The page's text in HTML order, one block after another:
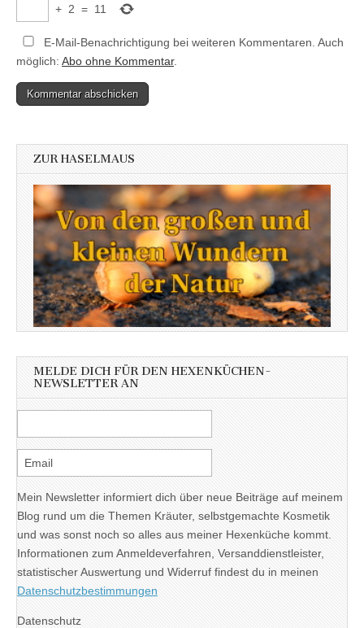
+ 2 = 11
E-Mail-Benachrichtigung bei weiteren Kommentaren. Auch
möglich: Abo ohne Kommentar.
ZUR HASELMAUS
MELDE DICH FÜR DEN HEXENKÜCHEN-
NEWSLETTER AN
Mein Newsletter informiert dich über neue Beiträge auf meinem
Blog rund um die Themen Kräuter, selbstgemachte Kosmetik
und was sonst noch so alles aus meiner Hexenküche kommt.
Informationen zum Anmeldeverfahren, Versanddienstleister,
statistischer Auswertung und Widerruf findest du in meinen
Datenschutzbestimmungen
Datenschutz